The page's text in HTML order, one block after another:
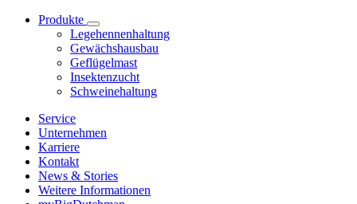
Produkte
Legehennenhaltung
Gewächshausbau
Geflügelmast
Insektenzucht
Schweinehaltung
Service
Unternehmen
Karriere
Kontakt
News & Stories
Weitere Informationen